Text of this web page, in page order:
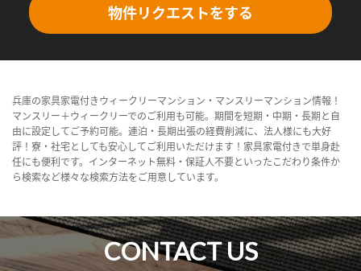
物件リクエストをする
兵庫の家具家電付きウィークリーマンション・マンスリーマンション情報！
マンスリー＋ウィークリーでのご利用も可能。期間を短期・中期・長期と自
由に設定してご予約可能。連泊・長期出張の経費削減に、法人様にも大好
評！寮・社宅としても安心してご利用いただけます！家具家電付きで単身赴
任にも便利です。インターネット無料・保証人不要といったこだわり条件か
ら検索など様々な検索方法をご用意しています。
CONTACT US